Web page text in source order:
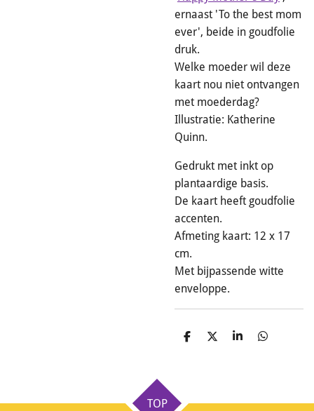
ernaast 'To the best mom
ever', beide in goudfolie
druk.
Welke moeder wil deze
kaart nou niet ontvangen
met moederdag?
Illustratie: Katherine
Quinn.
Gedrukt met inkt op
plantaardige basis.
De kaart heeft goudfolie
accenten.
Afmeting kaart: 12 x 17
cm.
Met bijpassende witte
enveloppe.
D
D
S
D
TOP